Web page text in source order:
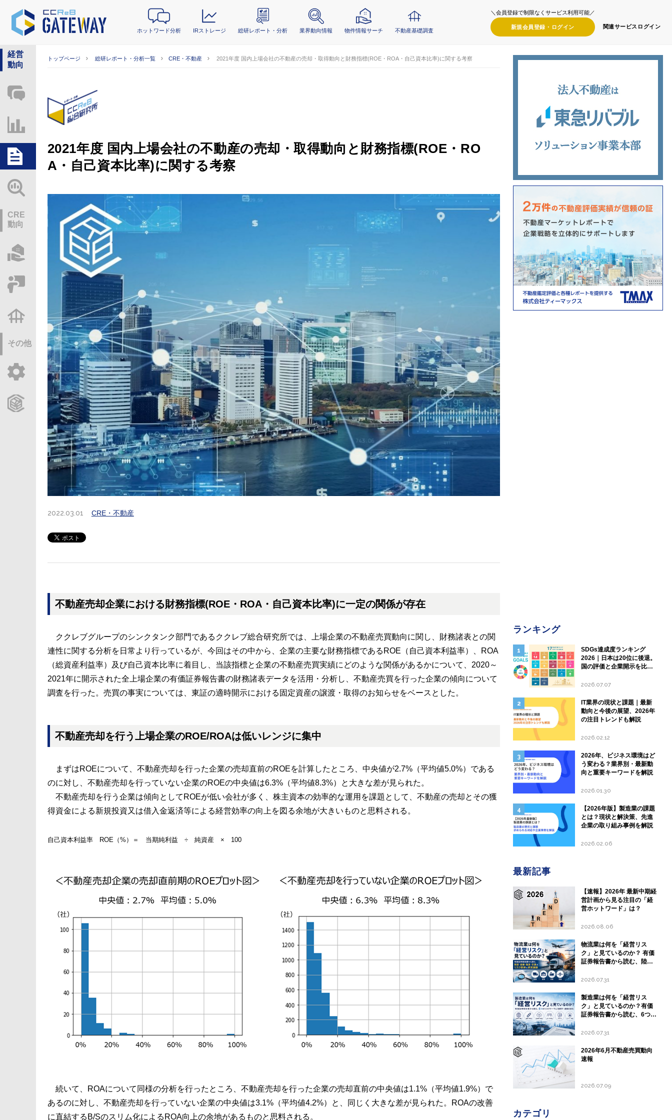
ホットワード分析 IRストレージ 総研レポート・分析 業界動向情報 物件情報サーチ 不動産基礎調査
＼会員登録で制限なくサービス利用可能／
新規会員登録・ ログイン 関連サービス ログイン
経営
動向
ホットワード分析
IRストレージ
総研レポート・分析
CRE
動向
物件情報サーチ
セミナー・研修
不動産基礎調査
その他
ご利用ガイド
CCReBサービスのご案内
トップページ 総研レポート・分析一覧 CRE・不動産 2021年度 国内上場会社の不動産の売却・取得動向と財務指標(ROE・ROA・自己資本比率)に関する考察
2021年度 国内上場会社の不動産の売却・取得動向と財務指標(ROE・RO
A・自己資本比率)に関する考察
2022.03.01 CRE・不動産
不動産売却企業における財務指標(ROE・ROA・自己資本比率)に一定の関係が存在
ククレブグループのシンクタンク部門であるククレブ総合研究所では、上場企業の不動産売買動向に関し、財務諸表との関
連性に関する分析を日常より行っているが、今回はその中から、企業の主要な財務指標であるROE（自己資本利益率）、ROA
（総資産利益率）及び自己資本比率に着目し、当該指標と企業の不動産売買実績にどのような関係があるかについて、2020～
2021年に開示された全上場企業の有価証券報告書の財務諸表データを活用・分析し、不動産売買を行った企業の傾向について
調査を行った。売買の事実については、東証の適時開示における固定資産の譲渡・取得のお知らせをベースとした。
不動産売却を行う上場企業のROE/ROAは低いレンジに集中
まずはROEについて、不動産売却を行った企業の売却直前のROEを計算したところ、中央値が2.7%（平均値5.0%）である
のに対し、不動産売却を行っていない企業のROEの中央値は6.3%（平均値8.3%）と大きな差が見られた。
不動産売却を行う企業は傾向としてROEが低い会社が多く、株主資本の効率的な運用を課題として、不動産の売却とその獲
得資金による新規投資又は借入金返済等による経営効率の向上を図る余地が大きいものと思料される。
自己資本利益率 ROE（%）＝ 当期純利益 ÷ 純資産 × 100
続いて、ROAについて同様の分析を行ったところ、不動産売却を行った企業の売却直前の中央値は1.1%（平均値1.9%）で
あるのに対し、不動産売却を行っていない企業の中央値は3.1%（平均値4.2%）と、同じく大きな差が見られた。ROAの改善
に直結するB/Sのスリム化によるROA向上の余地があるものと思料される。
ランキング
SDGs達成度ランキング
2026｜日本は20位に後退。
国の評価と企業開示を比較
2026.07.07
IT業界の現状と課題｜最新
動向と今後の展望、2026年
の注目トレンドも解説
2026.02.12
2026年、ビジネス環境はど
う変わる？業界別・最新動
向と重要キーワードを解説
2026.01.30
【2026年版】製造業の課題
とは？現状と解決策、先進
企業の取り組み事例を解説
2026.02.06
最新記事
【速報】2026年 最新中期経
営計画から見る注目の「経
営ホットワード」は？
2026.08.06
物流業は何を「経営リス
ク」と見ているのか？ 有価
証券報告書から読む、陸
スク開示と経営課題
2026.07.31
製造業は何を「経営リス
ク」と見ているのか？有価
証券報告書から読む、6つの
商の変化
2026.07.31
2026年6月不動産売買動向
速報
2026.07.09
カテゴリ